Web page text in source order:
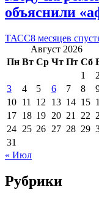
объяснили
ТАСС8 месяцев
Август 2026
Пн Вт Ср Чт Пт Сб
1
2
3
4 5 6 7 8
10 11 12 13 14 15
17 18 19 20 21 22
24 25 26 27 28 29
31
« Июл
Рубрики